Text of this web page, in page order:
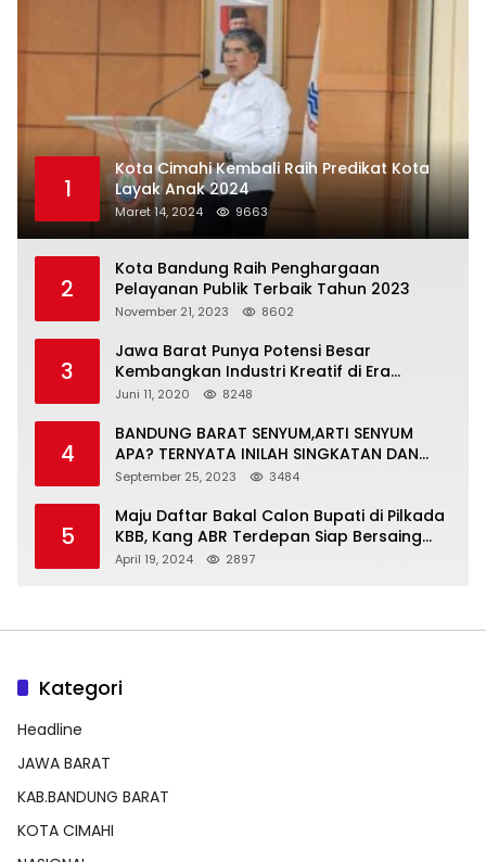
1
Kota Cimahi Kembali Raih Predikat Kota
Layak Anak 2024
Maret 14, 2024 9663
2
Kota Bandung Raih Penghargaan
Pelayanan Publik Terbaik Tahun 2023
November 21, 2023 8602
3
Jawa Barat Punya Potensi Besar
Kembangkan Industri Kreatif di Era
Normal Baru
Juni 11, 2020 8248
4
BANDUNG BARAT SENYUM,ARTI SENYUM
APA? TERNYATA INILAH SINGKATAN DAN
MAKNANYA
September 25, 2023 3484
5
Maju Daftar Bakal Calon Bupati di Pilkada
KBB, Kang ABR Terdepan Siap Bersaing
Dengan Balon Lainnya
April 19, 2024 2897
Kategori
Headline
JAWA BARAT
KAB.BANDUNG BARAT
KOTA CIMAHI